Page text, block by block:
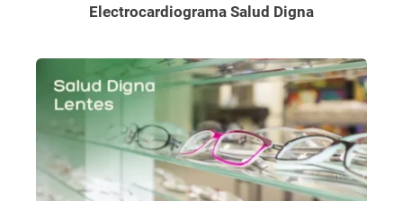
Electrocardiograma Salud Digna